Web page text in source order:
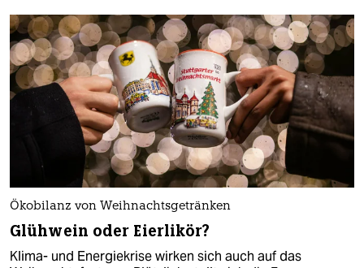
Ökobilanz von Weihnachtsgetränken
Glühwein oder Eierlikör?
Klima- und Energiekrise wirken sich auch auf das